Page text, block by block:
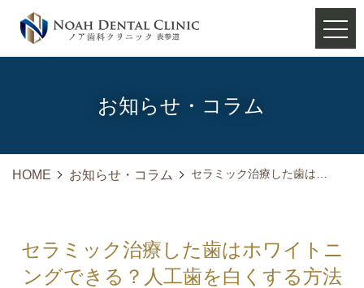
お知らせ・コラム
HOME お知らせ・コラム
セラミック治療した歯はホワイトニ
ングできる？人工歯を白くする方法